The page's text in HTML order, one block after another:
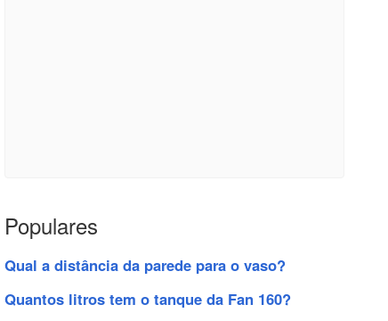
Populares
Qual a distância da parede para o vaso?
Quantos litros tem o tanque da Fan 160?